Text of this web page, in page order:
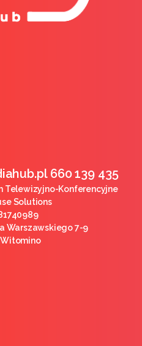
660 139 435
Telewizyjno-Konferencyjne
Solutions
Warszawskiego 7-9